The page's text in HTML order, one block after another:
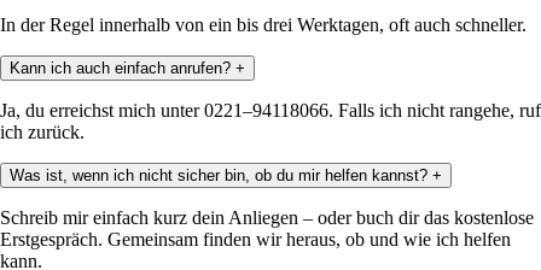
In der Regel innerhalb von ein bis drei Werktagen, oft auch schneller.
Kann ich auch einfach anrufen? +
Ja, du erreichst mich unter 0221–94118066. Falls ich nicht rangehe, ruf
ich zurück.
Was ist, wenn ich nicht sicher bin, ob du mir helfen kannst? +
Schreib mir einfach kurz dein Anliegen – oder buch dir das kostenlose
Erstgespräch. Gemeinsam finden wir heraus, ob und wie ich helfen
kann.